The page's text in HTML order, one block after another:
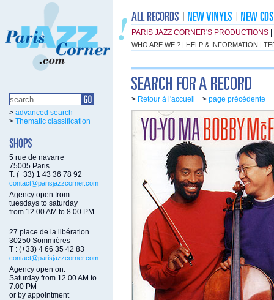
PARIS JAZZ CORNER'S PRODUCTIONS
WHO ARE WE ? | HELP & INFORMATION |
> advanced search
> Thematic classification
5 rue de navarre
75005 Paris
T: (+33) 1 43 36 78 92
contact@parisjazzcorner.com
Agency open from
tuesdays to saturday
from 12.00 AM to 8.00 PM
27 place de la libération
30250 Sommières
T : (+33) 4 66 35 42 83
contact@parisjazzcorner.com
Agency open on:
Saturday from 12.00 AM to
7.00 PM
or by appointment
> Retour à l'accueil > page précédente